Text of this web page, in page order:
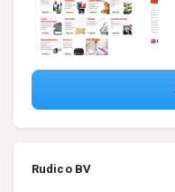
Rudico BV